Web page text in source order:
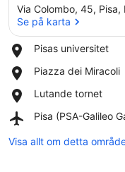
Via Colombo, 45, Pisa,
Se på karta
Pisas universitet
Place,
universitet
Piazza dei Miracoli
Place,
dei
Lutande tornet
Place,
tornet
Pisa (PSA-Galileo
Airport,
(PSA-
Visa allt om detta